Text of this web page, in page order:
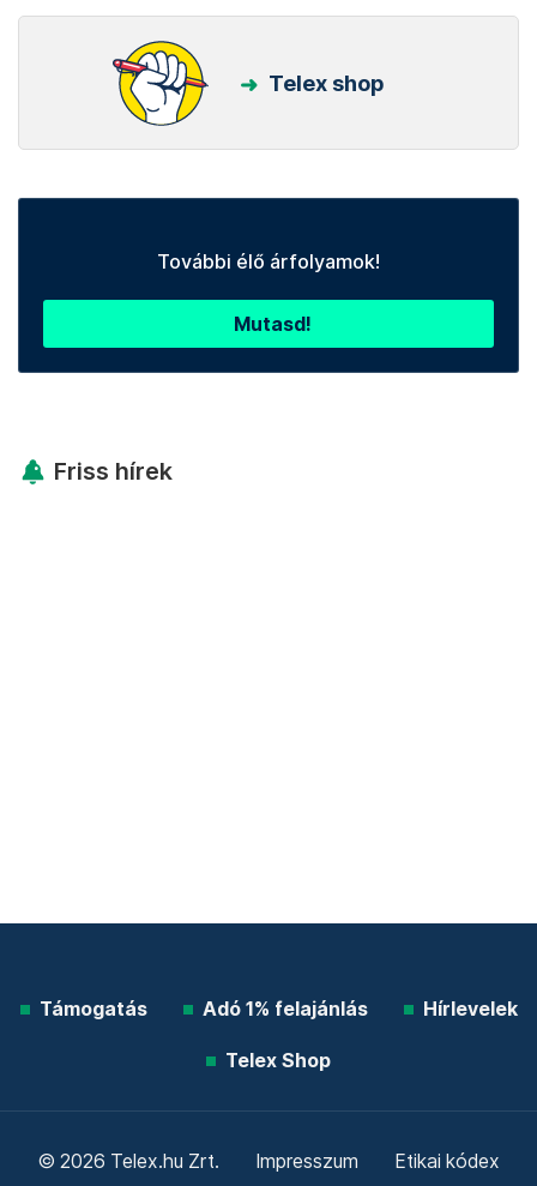
Telex shop
További élő árfolyamok!
Mutasd!
Friss hírek
Támogatás Adó 1% felajánlás Hírlevelek
Telex Shop
© 2026 Telex.hu Zrt. Impresszum Etikai kódex